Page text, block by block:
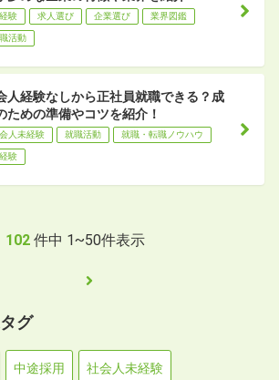
験 求人選び 企業選び 業界図鑑
活動
人経験なしから正社員就職できる？成
ための準備やコツを紹介！
人未経験 就職活動 就職・転職ノウハウ
験
102件中 1~50件表示
グ
中途採用 社会人未経験